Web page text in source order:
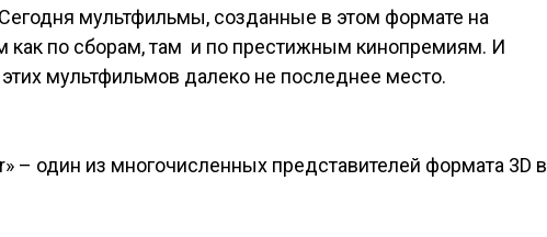
мультфильмы, созданные в этом формате на
как по сборам, там и по престижным кинопремиям. И
мультфильмов далеко не последнее место.
– один из многочисленных представителей формата 3D в